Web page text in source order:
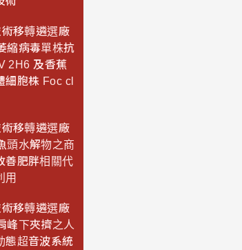
移轉遴選廠
縮病毒單株抗
2H6 及香蕉
細胞株 Foc cl
移轉遴選廠
頭水解物之商
善肥胖相關代
用
移轉遴選廠
峰下夾擠之人
態超音波系統